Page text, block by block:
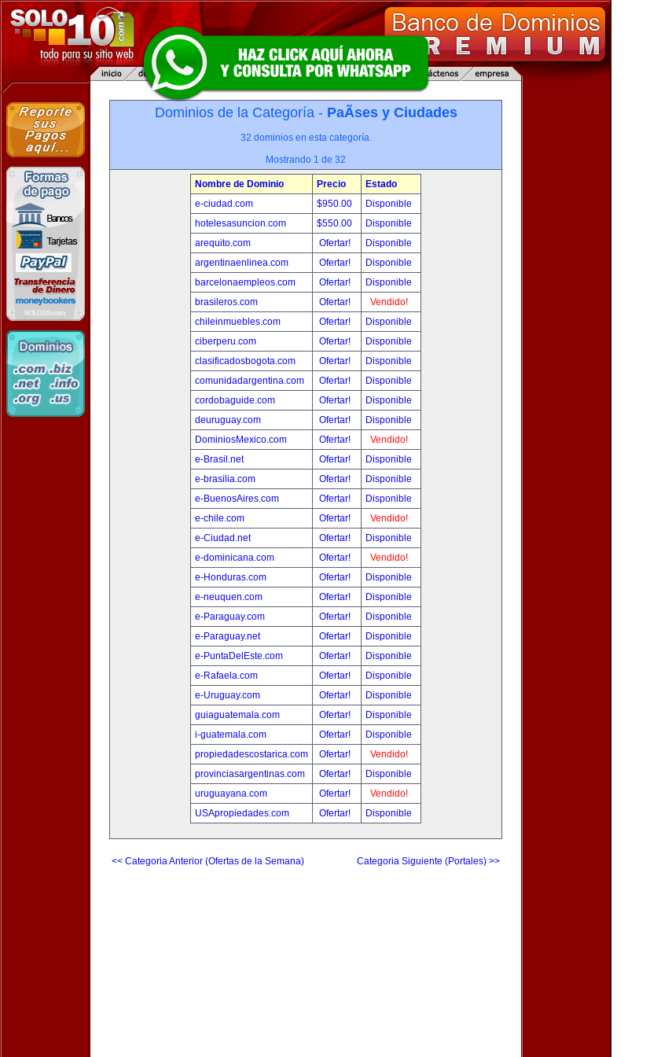
Dominios de la Categoría - PaÃ­ses y Ciudades
32 dominios en esta categoría.
Mostrando 1 de 32
Nombre de Dominio Precio
Estado
e-ciudad.com
$950.00
Disponible
hotelesasuncion.com
$550.00
Disponible
arequito.com
Ofertar!
Disponible
argentinaenlinea.com
Ofertar!
Disponible
barcelonaempleos.com
Ofertar!
Disponible
brasileros.com
Ofertar!
Vendido!
chileinmuebles.com
Ofertar!
Disponible
ciberperu.com
Ofertar!
Disponible
clasificadosbogota.com
Ofertar!
Disponible
comunidadargentina.com
Ofertar!
Disponible
cordobaguide.com
Ofertar!
Disponible
deuruguay.com
Ofertar!
Disponible
DominiosMexico.com
Ofertar!
Vendido!
e-Brasil.net
Ofertar!
Disponible
e-brasilia.com
Ofertar!
Disponible
e-BuenosAires.com
Ofertar!
Disponible
e-chile.com
Ofertar!
Vendido!
e-Ciudad.net
Ofertar!
Disponible
e-dominicana.com
Ofertar!
Vendido!
e-Honduras.com
Ofertar!
Disponible
e-neuquen.com
Ofertar!
Disponible
e-Paraguay.com
Ofertar!
Disponible
e-Paraguay.net
Ofertar!
Disponible
e-PuntaDelEste.com
Ofertar!
Disponible
e-Rafaela.com
Ofertar!
Disponible
e-Uruguay.com
Ofertar!
Disponible
guiaguatemala.com
Ofertar!
Disponible
i-guatemala.com
Ofertar!
Disponible
propiedadescostarica.com
Ofertar!
Vendido!
provinciasargentinas.com
Ofertar!
Disponible
uruguayana.com
Ofertar!
Vendido!
USApropiedades.com
Ofertar! Disponible
<< Categoria Anterior (Ofertas de la Semana) Categoria Siguiente (Portales) >>